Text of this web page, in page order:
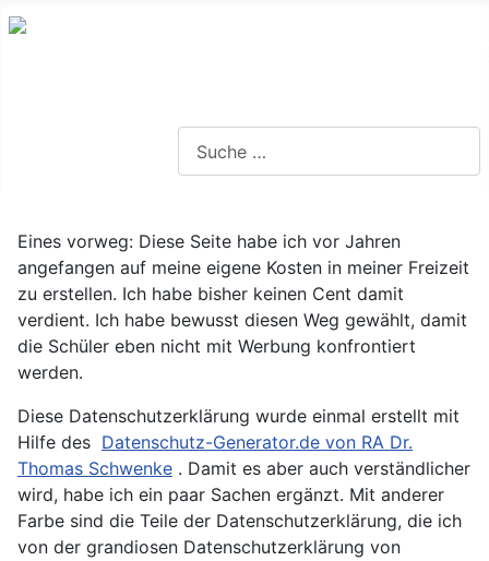
Eines vorweg: Diese Seite habe ich vor Jahren
angefangen auf meine eigene Kosten in meiner Freizeit
zu erstellen. Ich habe bisher keinen Cent damit
verdient. Ich habe bewusst diesen Weg gewählt, damit
die Schüler eben nicht mit Werbung konfrontiert
werden.
Diese Datenschutzerklärung wurde einmal erstellt mit
Hilfe des Datenschutz-Generator.de von RA Dr.
Thomas Schwenke . Damit es aber auch verständlicher
wird, habe ich ein paar Sachen ergänzt. Mit anderer
Farbe sind die Teile der Datenschutzerklärung, die ich
von der grandiosen Datenschutzerklärung von